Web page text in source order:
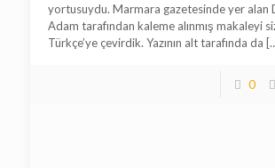
yortusuydu. Marmara gazetesinde yer alan
Adam tarafından kaleme alınmış makaleyi
Türkçe’ye çevirdik. Yazının alt tarafında da
0